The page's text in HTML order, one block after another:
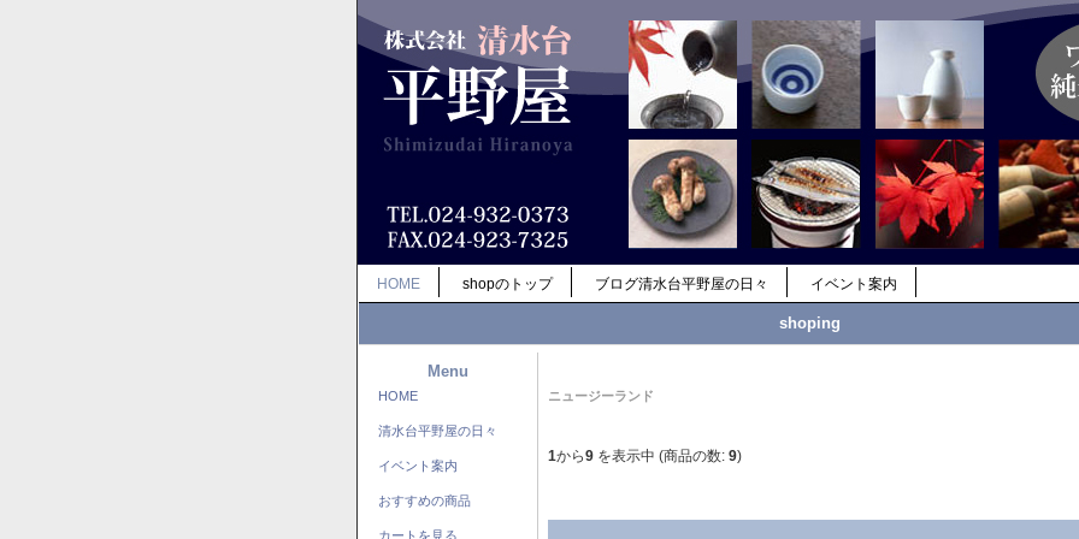
HOME shopのトップ ブログ清水台平野屋の日々 イベント案内
shoping
Menu
HOME
清水台平野屋の日々
イベント案内
おすすめの商品
カートを見る
ニュージーランド
1から9 を表示中 (商品の数: 9)